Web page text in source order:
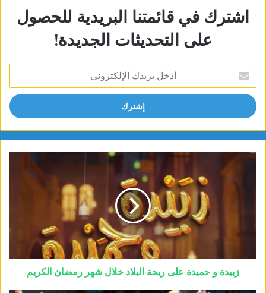
اشترك في قائمتنا البريدية للحصول
على التحديثات الجديدة!
بريدك
الإلكتروني
زبيدة و حميدة على ريحة البلاد خلال شهر رمضان الكريم